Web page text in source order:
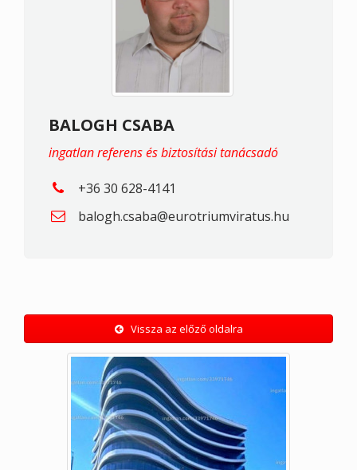
BALOGH CSABA
ingatlan referens és biztosítási tanácsadó
+36 30 628-4141
balogh.csaba@eurotriumviratus.hu
Vissza az előző oldalra